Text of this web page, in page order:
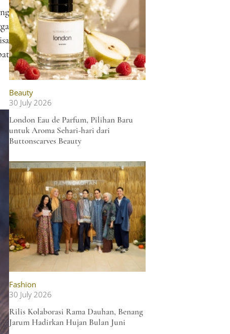
Beauty
30 July 2026
London Eau de Parfum, Pilihan Baru
untuk Aroma Sehari-hari dari
Buttonscarves Beauty
Fashion
30 July 2026
Rilis Kolaborasi Rama Dauhan, Benang
Jarum Hadirkan Hujan Bulan Juni